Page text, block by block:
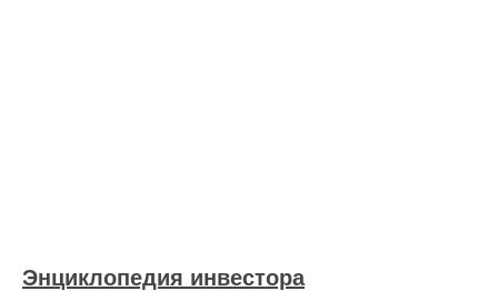
Энциклопедия инвестора